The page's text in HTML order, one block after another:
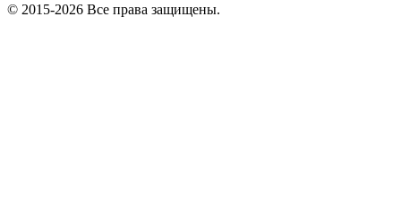
© 2015-2026 Все права защищены.